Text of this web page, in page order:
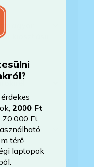
kiosztású
a
2000 Ft
70.000 Ft
térő
laptopok